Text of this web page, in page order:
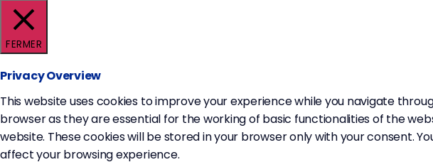
FERMER
Privacy Overview
This website uses cookies to improve your experience while you navigate
browser as they are essential for the working of basic functionalities of the
website. These cookies will be stored in your browser only with your consent.
affect your browsing experience.